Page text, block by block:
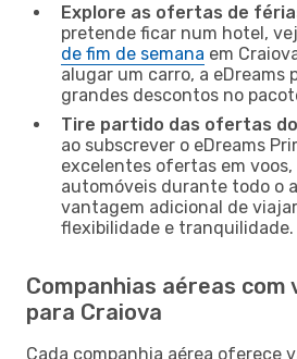
Explore as ofertas de
pretende ficar num hotel,
de fim de semana em
alugar um carro, a eDreams
grandes descontos no
Tire partido das ofertas
ao subscrever o eDreams
excelentes ofertas em
automóveis durante todo o
vantagem adicional de
flexibilidade e tranquilidade.
Companhias aéreas com
para Craiova
Cada companhia aérea oferece